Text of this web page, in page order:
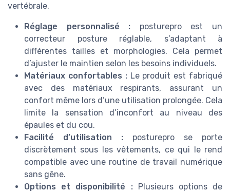
vertébrale.
Réglage personnalisé : posturepro est un
correcteur posture réglable, s’adaptant à
différentes tailles et morphologies. Cela permet
d’ajuster le maintien selon les besoins individuels.
Matériaux confortables :Le produit est fabriqué
avec des matériaux respirants, assurant un
confort même lors d’une utilisation prolongée. Cela
limite la sensation d’inconfort au niveau des
épaules et du cou.
Facilité d’utilisation : posturepro se porte
discrètement sous les vêtements, ce qui le rend
compatible avec une routine de travail numérique
sans gêne.
Options et disponibilité :Plusieurs options de